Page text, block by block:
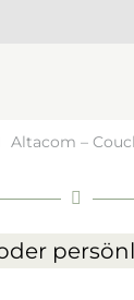
Altacom –